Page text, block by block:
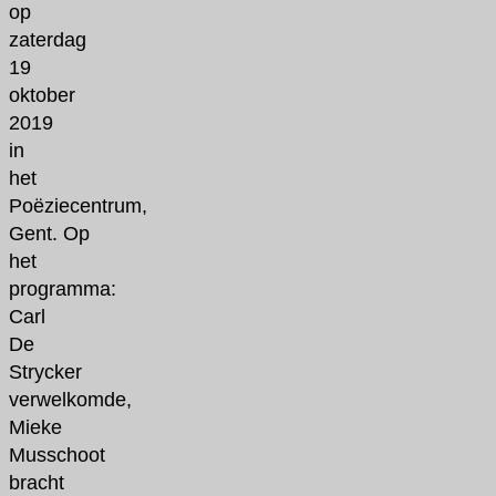
op
zaterdag
19
oktober
2019
in
het
Poëziecentrum,
Gent. Op
het
programma:
Carl
De
Strycker
verwelkomde,
Mieke
Musschoot
bracht